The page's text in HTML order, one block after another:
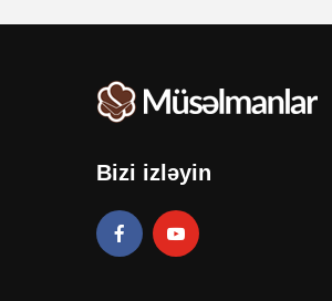
Bizi izləyin